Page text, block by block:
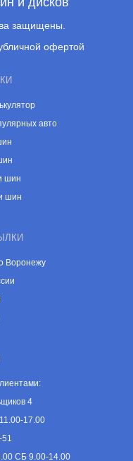
защищены.
офертой
авто
шин
шин
Воронежу
4
17.00
51
СБ 9.00-14.00